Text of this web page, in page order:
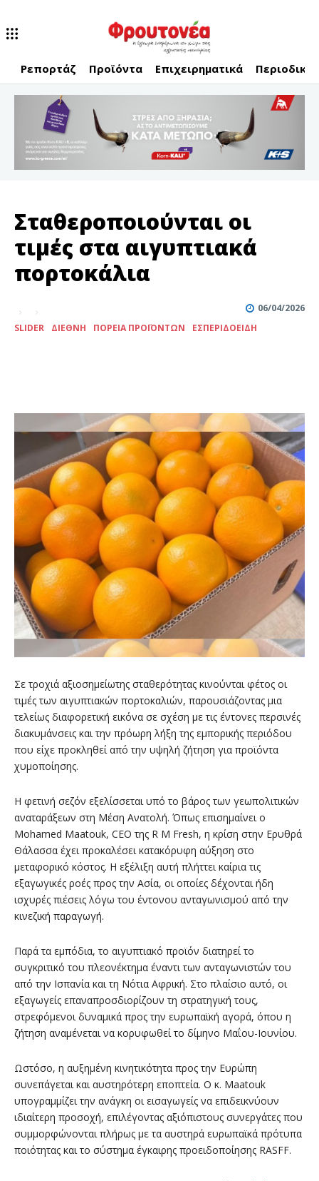
Ρεπορτάζ Προϊόντα Επιχειρηματικά Περιοδικό
Σταθεροποιούνται οι
τιμές στα αιγυπτιακά
πορτοκάλια
06/04/2026
SLIDER
ΔΙΕΘΝΉ ΠΟΡΕΊΑ ΠΡΟΪΌΝΤΩΝ ΕΣΠΕΡΙΔΟΕΙΔΉ
Σε τροχιά αξιοσημείωτης σταθερότητας κινούνται φέτος οι
τιμές των αιγυπτιακών πορτοκαλιών, παρουσιάζοντας μια
τελείως διαφορετική εικόνα σε σχέση με τις έντονες περσινές
διακυμάνσεις και την πρόωρη λήξη της εμπορικής περιόδου
που είχε προκληθεί από την υψηλή ζήτηση για προϊόντα
χυμοποίησης.
Η φετινή σεζόν εξελίσσεται υπό το βάρος των γεωπολιτικών
αναταράξεων στη Μέση Ανατολή. Όπως επισημαίνει ο
Mohamed Maatouk, CEO της R M Fresh, η κρίση στην Ερυθρά
Θάλασσα έχει προκαλέσει κατακόρυφη αύξηση στο
μεταφορικό κόστος. Η εξέλιξη αυτή πλήττει καίρια τις
εξαγωγικές ροές προς την Ασία, οι οποίες δέχονται ήδη
ισχυρές πιέσεις λόγω του έντονου ανταγωνισμού από την
κινεζική παραγωγή.
Παρά τα εμπόδια, το αιγυπτιακό προϊόν διατηρεί το
συγκριτικό του πλεονέκτημα έναντι των ανταγωνιστών του
από την Ισπανία και τη Νότια Αφρική. Στο πλαίσιο αυτό, οι
εξαγωγείς επαναπροσδιορίζουν τη στρατηγική τους,
στρεφόμενοι δυναμικά προς την ευρωπαϊκή αγορά, όπου η
ζήτηση αναμένεται να κορυφωθεί το δίμηνο Μαΐου-Ιουνίου.
Ωστόσο, η αυξημένη κινητικότητα προς την Ευρώπη
συνεπάγεται και αυστηρότερη εποπτεία. Ο κ. Maatouk
υπογραμμίζει την ανάγκη οι εισαγωγείς να επιδεικνύουν
ιδιαίτερη προσοχή, επιλέγοντας αξιόπιστους συνεργάτες που
συμμορφώνονται πλήρως με τα αυστηρά ευρωπαϊκά πρότυπα
ποιότητας και το σύστημα έγκαιρης προειδοποίησης RASFF.